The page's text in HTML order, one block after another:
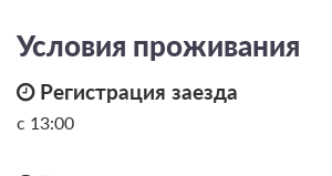
от 2 070
Условия проживания
Регистрация заезда
с 13:00